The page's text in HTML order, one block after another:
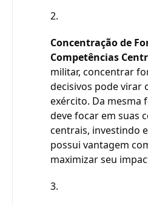
Concentração de
Competências
militar, concentrar
decisivos pode virar
exército. Da mesma
deve focar em suas
centrais, investindo
possui vantagem
maximizar seu